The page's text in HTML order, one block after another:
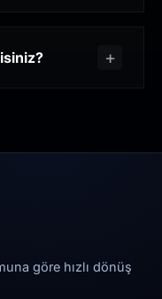
göre hızlı dönüş